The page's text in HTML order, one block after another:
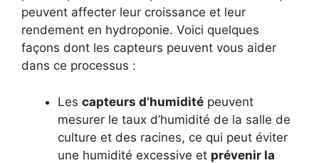
peuvent affecter leur croissance et leur
rendement en hydroponie. Voici quelques
façons dont les capteurs peuvent vous aider
dans ce processus :
Les capteurs d’humidité peuvent
mesurer le taux d’humidité de la salle de
culture et des racines, ce qui peut éviter
une humidité excessive et prévenir la